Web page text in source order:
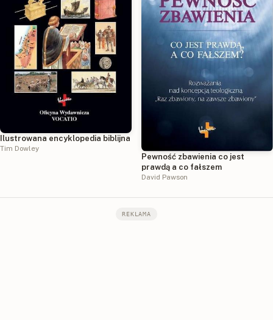
Ilustrowana encyklopedia biblijna
Tim Dowley
Pewność zbawienia co jest
prawdą a co fałszem
David Pawson
REKLAMA